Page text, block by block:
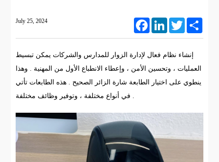
July 25, 2024 FacebookLinkedIn Twitter
إنشاء نظام فعال لإدارة الزوار للمدارس والشركات يمكن تبسيط
العمليات ، وتحسين الأمن ، وإعطاء الانطباع الأول من المهنية . وهذا
ينطوي على اختيار الطابعة شارة الزائر الصحيح . هذه الطابعات تأتي
في أنواع مختلفة ، وتوفير وظائف مختلفة .